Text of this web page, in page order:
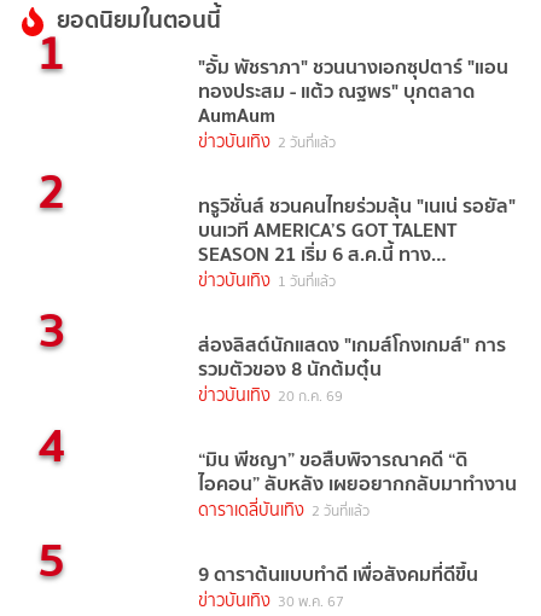
ยอดนิยมในตอนนี้
1 "อั้ม พัชราภา" ชวนนางเอกซุปตาร์ "แอน
ทองประสม - แต้ว ณฐพร" บุกตลาด
AumAum
ข่าวบันเทิง 2 วันที่แล้ว
2 ทรูวิชั่นส์ ชวนคนไทยร่วมลุ้น "เนเน่ รอยัล"
บนเวที AMERICA’S GOT TALENT
SEASON 21 เริ่ม 6 ส.ค.นี้ ทาง
TrueVisions NOW
ข่าวบันเทิง 1 วันที่แล้ว
3 ส่องลิสต์นักแสดง "เกมส์โกงเกมส์" การ
รวมตัวของ 8 นักต้มตุ๋น
ข่าวบันเทิง 20 ก.ค. 69
4 “มิน พีชญา” ขอสืบพิจารณาคดี “ดิ
ไอคอน” ลับหลัง เผยอยากกลับมาทำงาน
ดาราเดลี่บันเทิง 2 วันที่แล้ว
5 9 ดาราต้นแบบทำดี เพื่อสังคมที่ดีขึ้น
ข่าวบันเทิง 30 พ.ค. 67